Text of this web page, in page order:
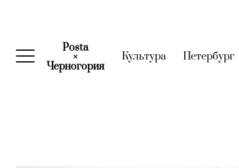
Posta
×
Черногория(current)
Культура(current)
Петербург